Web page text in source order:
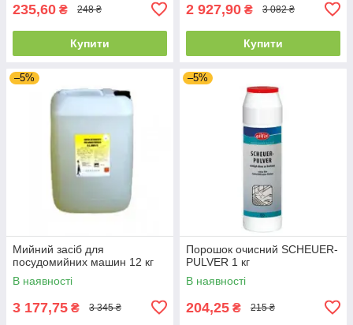
235,60 ₴ 248 ₴
Купити
2 927,90 ₴ 3 082 ₴
Купити
–5%
Мийний засіб для
посудомийних машин 12 кг
В наявності
3 177,75 ₴ 3 345 ₴
–5%
Порошок очисний SCHEUER-
PULVER 1 кг
В наявності
204,25 ₴ 215 ₴